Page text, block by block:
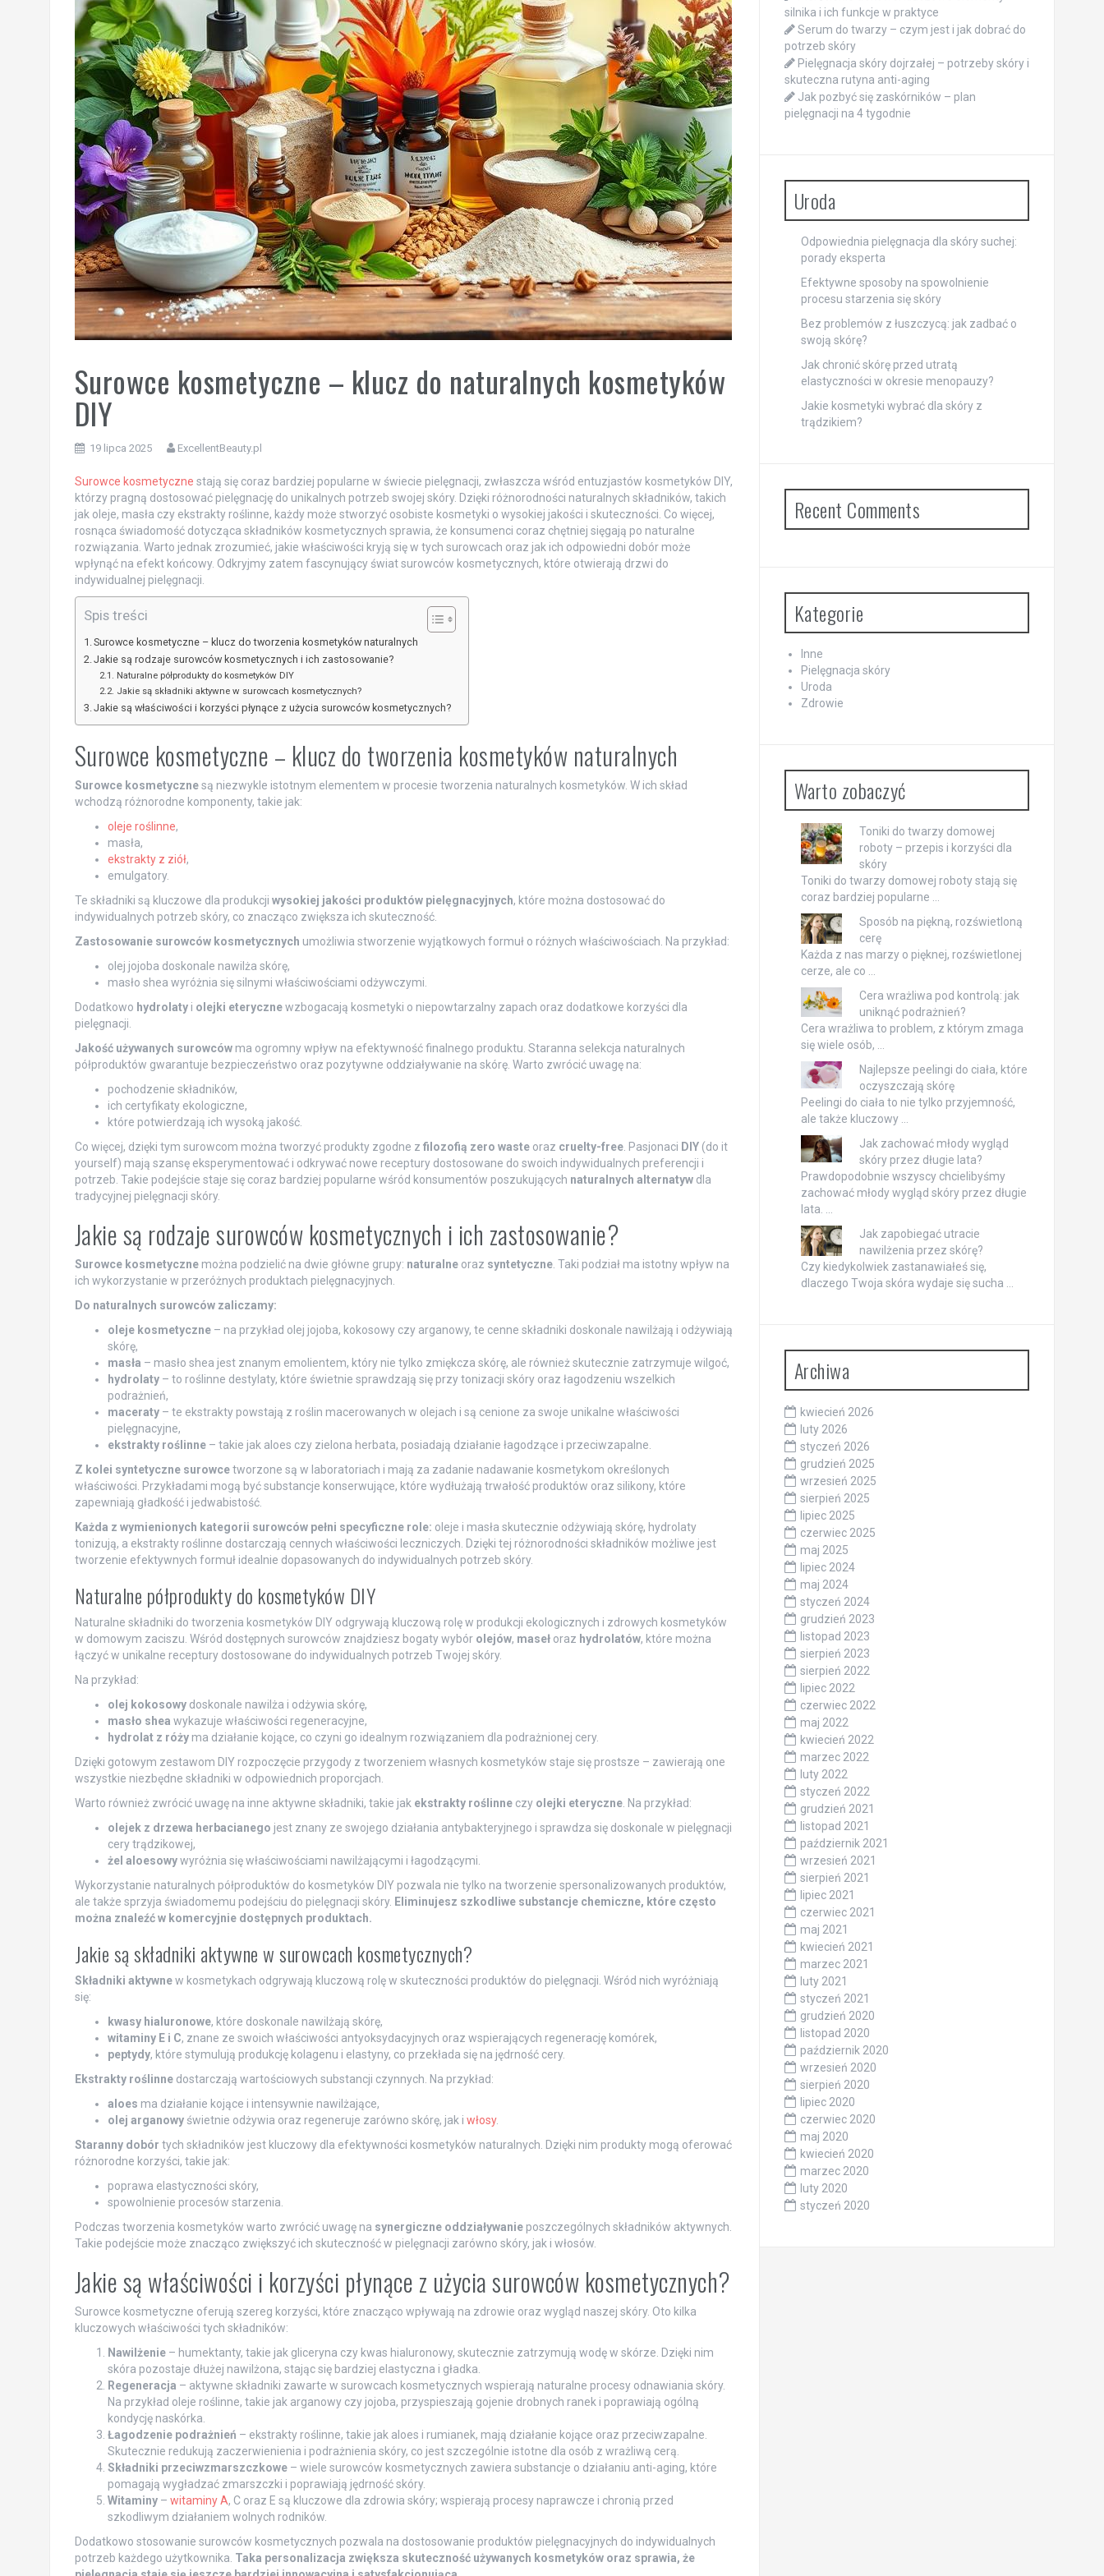
Surowce kosmetyczne – klucz do naturalnych kosmetyków
DIY
19 lipca 2025 ExcellentBeauty.pl
Surowce kosmetyczne stają się coraz bardziej popularne w świecie pielęgnacji, zwłaszcza wśród entuzjastów kosmetyków DIY,
którzy pragną dostosować pielęgnację do unikalnych potrzeb swojej skóry. Dzięki różnorodności naturalnych składników, takich
jak oleje, masła czy ekstrakty roślinne, każdy może stworzyć osobiste kosmetyki o wysokiej jakości i skuteczności. Co więcej,
rosnąca świadomość dotycząca składników kosmetycznych sprawia, że konsumenci coraz chętniej sięgają po naturalne
rozwiązania. Warto jednak zrozumieć, jakie właściwości kryją się w tych surowcach oraz jak ich odpowiedni dobór może
wpłynąć na efekt końcowy. Odkryjmy zatem fascynujący świat surowców kosmetycznych, które otwierają drzwi do
indywidualnej pielęgnacji.
Spis treści
Surowce kosmetyczne – klucz do tworzenia kosmetyków naturalnych
Jakie są rodzaje surowców kosmetycznych i ich zastosowanie?
Naturalne półprodukty do kosmetyków DIY
Jakie są składniki aktywne w surowcach kosmetycznych?
Jakie są właściwości i korzyści płynące z użycia surowców kosmetycznych?
Surowce kosmetyczne – klucz do tworzenia kosmetyków naturalnych
Surowce kosmetycznesą niezwykle istotnym elementem w procesie tworzenia naturalnych kosmetyków. W ich skład
wchodzą różnorodne komponenty, takie jak:
oleje roślinne,
masła,
ekstrakty z ziół,
emulgatory.
Te składniki są kluczowe dla produkcji wysokiej jakości produktów pielęgnacyjnych, które można dostosować do
indywidualnych potrzeb skóry, co znacząco zwiększa ich skuteczność.
Zastosowanie surowców kosmetycznych umożliwia stworzenie wyjątkowych formuł o różnych właściwościach. Na przykład:
olej jojoba doskonale nawilża skórę,
masło shea wyróżnia się silnymi właściwościami odżywczymi.
Dodatkowo hydrolatyi olejki eterycznewzbogacają kosmetyki o niepowtarzalny zapach oraz dodatkowe korzyści dla
pielęgnacji.
Jakość używanych surowcówma ogromny wpływ na efektywność finalnego produktu. Staranna selekcja naturalnych
półproduktów gwarantuje bezpieczeństwo oraz pozytywne oddziaływanie na skórę. Warto zwrócić uwagę na:
pochodzenie składników,
ich certyfikaty ekologiczne,
które potwierdzają ich wysoką jakość.
Co więcej, dzięki tym surowcom można tworzyć produkty zgodne z filozofią zero wasteoraz cruelty-free. Pasjonaci DIY(do it
yourself) mają szansę eksperymentować i odkrywać nowe receptury dostosowane do swoich indywidualnych preferencji i
potrzeb. Takie podejście staje się coraz bardziej popularne wśród konsumentów poszukujących naturalnych alternatywdla
tradycyjnej pielęgnacji skóry.
Jakie są rodzaje surowców kosmetycznych i ich zastosowanie?
Surowce kosmetycznemożna podzielić na dwie główne grupy: naturalneoraz syntetyczne. Taki podział ma istotny wpływ na
ich wykorzystanie w przeróżnych produktach pielęgnacyjnych.
Do naturalnych surowców zaliczamy:
oleje kosmetyczne– na przykład olej jojoba, kokosowy czy arganowy, te cenne składniki doskonale nawilżają i odżywiają
skórę,
masła – masło shea jest znanym emolientem, który nie tylko zmiękcza skórę, ale również skutecznie zatrzymuje wilgoć,
hydrolaty– to roślinne destylaty, które świetnie sprawdzają się przy tonizacji skóry oraz łagodzeniu wszelkich
podrażnień,
maceraty– te ekstrakty powstają z roślin macerowanych w olejach i są cenione za swoje unikalne właściwości
pielęgnacyjne,
ekstrakty roślinne– takie jak aloes czy zielona herbata, posiadają działanie łagodzące i przeciwzapalne.
Z kolei syntetyczne surowcetworzone są w laboratoriach i mają za zadanie nadawanie kosmetykom określonych
właściwości. Przykładami mogą być substancje konserwujące, które wydłużają trwałość produktów oraz silikony, które
zapewniają gładkość i jedwabistość.
Każda z wymienionych kategorii surowców pełni specyficzne role: oleje i masła skutecznie odżywiają skórę, hydrolaty
tonizują, a ekstrakty roślinne dostarczają cennych właściwości leczniczych. Dzięki tej różnorodności składników możliwe jest
tworzenie efektywnych formuł idealnie dopasowanych do indywidualnych potrzeb skóry.
Naturalne półprodukty do kosmetyków DIY
Naturalne składniki do tworzenia kosmetyków DIY odgrywają kluczową rolę w produkcji ekologicznych i zdrowych kosmetyków
w domowym zaciszu. Wśród dostępnych surowców znajdziesz bogaty wybór olejów, masełoraz hydrolatów, które można
łączyć w unikalne receptury dostosowane do indywidualnych potrzeb Twojej skóry.
Na przykład:
olej kokosowydoskonale nawilża i odżywia skórę,
masło shea wykazuje właściwości regeneracyjne,
hydrolat z różyma działanie kojące, co czyni go idealnym rozwiązaniem dla podrażnionej cery.
Dzięki gotowym zestawom DIY rozpoczęcie przygody z tworzeniem własnych kosmetyków staje się prostsze – zawierają one
wszystkie niezbędne składniki w odpowiednich proporcjach.
Warto również zwrócić uwagę na inne aktywne składniki, takie jak ekstrakty roślinneczy olejki eteryczne. Na przykład:
olejek z drzewa herbacianego jest znany ze swojego działania antybakteryjnego i sprawdza się doskonale w pielęgnacji
cery trądzikowej,
żel aloesowywyróżnia się właściwościami nawilżającymi i łagodzącymi.
Wykorzystanie naturalnych półproduktów do kosmetyków DIY pozwala nie tylko na tworzenie spersonalizowanych produktów,
ale także sprzyja świadomemu podejściu do pielęgnacji skóry. Eliminujesz szkodliwe substancje chemiczne, które często
można znaleźć w komercyjnie dostępnych produktach.
Jakie są składniki aktywne w surowcach kosmetycznych?
Składniki aktywnew kosmetykach odgrywają kluczową rolę w skuteczności produktów do pielęgnacji. Wśród nich wyróżniają
się:
kwasy hialuronowe, które doskonale nawilżają skórę,
witaminy E i C, znane ze swoich właściwości antyoksydacyjnych oraz wspierających regenerację komórek,
peptydy, które stymulują produkcję kolagenu i elastyny, co przekłada się na jędrność cery.
Ekstrakty roślinnedostarczają wartościowych substancji czynnych. Na przykład:
aloes ma działanie kojące i intensywnie nawilżające,
olej arganowyświetnie odżywia oraz regeneruje zarówno skórę, jak i włosy.
Staranny dobór tych składników jest kluczowy dla efektywności kosmetyków naturalnych. Dzięki nim produkty mogą oferować
różnorodne korzyści, takie jak:
poprawa elastyczności skóry,
spowolnienie procesów starzenia.
Podczas tworzenia kosmetyków warto zwrócić uwagę na synergiczne oddziaływanieposzczególnych składników aktywnych.
Takie podejście może znacząco zwiększyć ich skuteczność w pielęgnacji zarówno skóry, jak i włosów.
Jakie są właściwości i korzyści płynące z użycia surowców kosmetycznych?
Surowce kosmetyczne oferują szereg korzyści, które znacząco wpływają na zdrowie oraz wygląd naszej skóry. Oto kilka
kluczowych właściwości tych składników:
Nawilżenie– humektanty, takie jak gliceryna czy kwas hialuronowy, skutecznie zatrzymują wodę w skórze. Dzięki nim
skóra pozostaje dłużej nawilżona, stając się bardziej elastyczna i gładka.
Regeneracja – aktywne składniki zawarte w surowcach kosmetycznych wspierają naturalne procesy odnawiania skóry.
Na przykład oleje roślinne, takie jak arganowy czy jojoba, przyspieszają gojenie drobnych ranek i poprawiają ogólną
kondycję naskórka.
Łagodzenie podrażnień – ekstrakty roślinne, takie jak aloes i rumianek, mają działanie kojące oraz przeciwzapalne.
Skutecznie redukują zaczerwienienia i podrażnienia skóry, co jest szczególnie istotne dla osób z wrażliwą cerą.
Składniki przeciwzmarszczkowe– wiele surowców kosmetycznych zawiera substancje o działaniu anti-aging, które
pomagają wygładzać zmarszczki i poprawiają jędrność skóry.
Witaminy– witaminy A, C oraz E są kluczowe dla zdrowia skóry; wspierają procesy naprawcze i chronią przed
szkodliwym działaniem wolnych rodników.
Dodatkowo stosowanie surowców kosmetycznych pozwala na dostosowanie produktów pielęgnacyjnych do indywidualnych
potrzeb każdego użytkownika. Taka personalizacja zwiększa skuteczność używanych kosmetyków oraz sprawia, że
silnika i ich funkcje w praktyce
Serum do twarzy – czym jest i jak dobrać do
potrzeb skóry
Pielęgnacja skóry dojrzałej – potrzeby skóry i
skuteczna rutyna anti-aging
Jak pozbyć się zaskórników – plan
pielęgnacji na 4 tygodnie
Uroda
Odpowiednia pielęgnacja dla skóry suchej:
porady eksperta
Efektywne sposoby na spowolnienie
procesu starzenia się skóry
Bez problemów z łuszczycą: jak zadbać o
swoją skórę?
Jak chronić skórę przed utratą
elastyczności w okresie menopauzy?
Jakie kosmetyki wybrać dla skóry z
trądzikiem?
Recent Comments
Kategorie
Inne
Pielęgnacja skóry
Uroda
Zdrowie
Warto zobaczyć
Toniki do twarzy domowej
roboty – przepis i korzyści dla
skóry
Toniki do twarzy domowej roboty stają się
coraz bardziej popularne …
Sposób na piękną, rozświetloną
cerę
Każda z nas marzy o pięknej, rozświetlonej
cerze, ale co …
Cera wrażliwa pod kontrolą: jak
uniknąć podrażnień?
Cera wrażliwa to problem, z którym zmaga
się wiele osób, …
Najlepsze peelingi do ciała, które
oczyszczają skórę
Peelingi do ciała to nie tylko przyjemność,
ale także kluczowy …
Jak zachować młody wygląd
skóry przez długie lata?
Prawdopodobnie wszyscy chcielibyśmy
zachować młody wygląd skóry przez długie
lata. …
Jak zapobiegać utracie
nawilżenia przez skórę?
Czy kiedykolwiek zastanawiałeś się,
dlaczego Twoja skóra wydaje się sucha …
Archiwa
kwiecień 2026
luty 2026
styczeń 2026
grudzień 2025
wrzesień 2025
sierpień 2025
lipiec 2025
czerwiec 2025
maj 2025
lipiec 2024
maj 2024
styczeń 2024
grudzień 2023
listopad 2023
sierpień 2023
sierpień 2022
lipiec 2022
czerwiec 2022
maj 2022
kwiecień 2022
marzec 2022
luty 2022
styczeń 2022
grudzień 2021
listopad 2021
październik 2021
wrzesień 2021
sierpień 2021
lipiec 2021
czerwiec 2021
maj 2021
kwiecień 2021
marzec 2021
luty 2021
styczeń 2021
grudzień 2020
listopad 2020
październik 2020
wrzesień 2020
sierpień 2020
lipiec 2020
czerwiec 2020
maj 2020
kwiecień 2020
marzec 2020
luty 2020
styczeń 2020